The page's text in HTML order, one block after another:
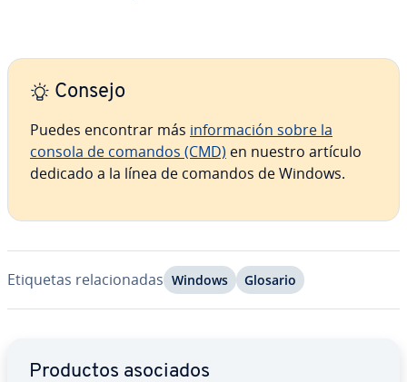
Consejo
Puedes encontrar más in­fo­r­ma­ción sobre la
consola de comandos (CMD) en nuestro artículo
dedicado a la línea de comandos de Windows.
Etiquetas re­la­cio­na­das Windows Glosario
Productos asociados